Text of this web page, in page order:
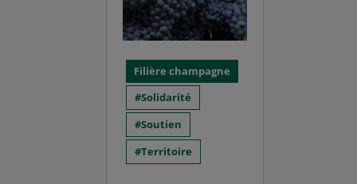
Filière champagne
Solidarité
Soutien
Territoire